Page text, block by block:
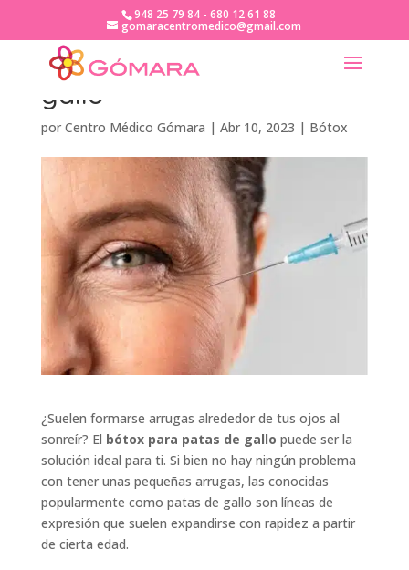
948 25 79 84 - 680 12 61 88
gomaracentromedico@gmail.com
Bótox para patas de
gallo
por Centro Médico Gómara | Abr 10, 2023 | Bótox
¿Suelen formarse arrugas alrededor de tus ojos al
sonreír? El bótox para patas de gallo puede ser la
solución ideal para ti. Si bien no hay ningún problema
con tener unas pequeñas arrugas, las conocidas
popularmente como patas de gallo son líneas de
expresión que suelen expandirse con rapidez a partir
de cierta edad.